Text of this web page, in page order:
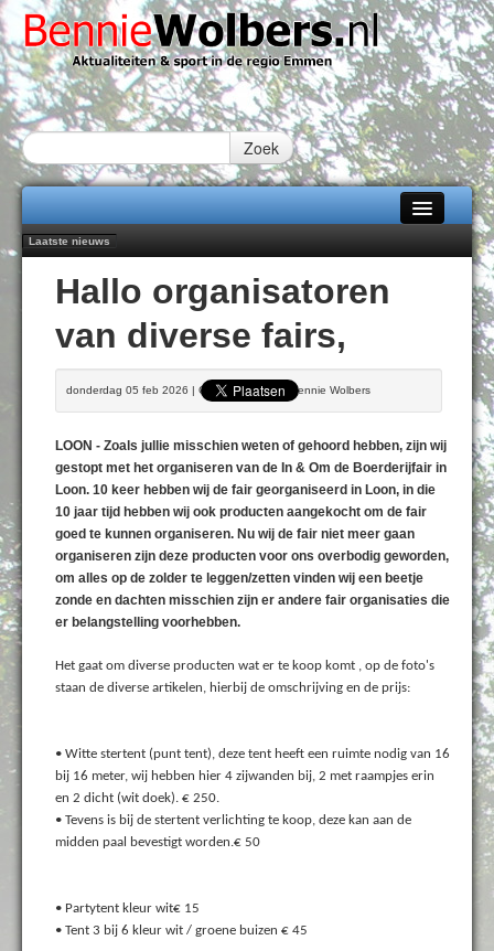
Zoek
Home
Alle categorieën
Over Bennie Wolbers
Fotoboek
Laatste nieuws
Daan Lambers tekent eerste profcontract bij FC Emmen
Jubileumfeest 35 jaar De Amer
Hunzeloopwandeltocht keert op 19 september 2026 terug naar Zuidlaren
102 kaarsen voor eeuwling Mieke Sijbom-Maatje
VRIJDAG 07 AUG 2026
Hallo organisatoren
van diverse fairs,
donderdag 05 feb 2026 | Geschreven door Bennie Wolbers
LOON - Zoals jullie misschien weten of gehoord hebben, zijn wij
gestopt met het organiseren van de In & Om de Boerderijfair in
Loon. 10 keer hebben wij de fair georganiseerd in Loon, in die
10 jaar tijd hebben wij ook producten aangekocht om de fair
goed te kunnen organiseren. Nu wij de fair niet meer gaan
organiseren zijn deze producten voor ons overbodig geworden,
om alles op de zolder te leggen/zetten vinden wij een beetje
zonde en dachten misschien zijn er andere fair organisaties die
er belangstelling voorhebben.
Het gaat om diverse producten wat er te koop komt , op de foto's
staan de diverse artikelen, hierbij de omschrijving en de prijs:
• Witte stertent (punt tent), deze tent heeft een ruimte nodig van 16
bij 16 meter, wij hebben hier 4 zijwanden bij, 2 met raampjes erin
en 2 dicht (wit doek). € 250.
• Tevens is bij de stertent verlichting te koop, deze kan aan de
midden paal bevestigt worden.€ 50
• Partytent kleur wit€ 15
• Tent 3 bij 6 kleur wit / groene buizen € 45